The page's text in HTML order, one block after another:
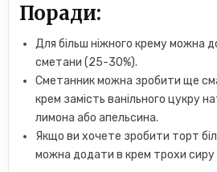
Поради:
Для більш ніжного крему можна
сметани (25-30%).
Сметанник можна зробити ще
крем замість ванільного цукру
лимона або апельсина.
Якщо ви хочете зробити торт
можна додати в крем трохи сиру